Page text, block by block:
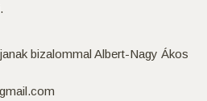
bizalommal Albert-Nagy Ákos